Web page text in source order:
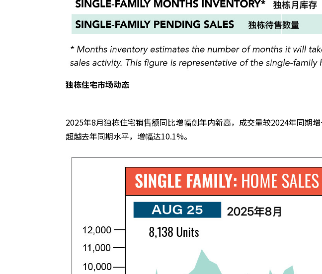
独栋住宅市场动态
2025年8月独栋住宅销售额同比增幅创年内新高，成交量较2024年同
超越去年同期水平，增幅达10.1%。